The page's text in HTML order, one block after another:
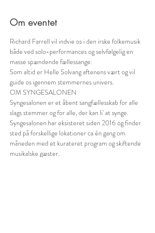
Om eventet
Richard Farrell vil indvie os i den irske folkemusik
både ved solo-performances og selvfølgelig en
masse spændende fællessange.
Som altid er Helle Solvang aftenens vært og vil
guide os igennem stemmernes univers.
OM SYNGESALONEN
Syngesalonen er et åbent sangfællesskab for alle
slags stemmer og for alle, der kan li' at synge.
Syngesalonen har eksisteret siden 2016 og finder
sted på forskellige lokationer ca én gang om
måneden med et kurateret program og skiftende
musikalske gæster.